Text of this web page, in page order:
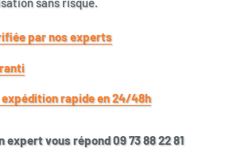
par nos experts
rapide en 24/48h
expert vous répond 09 73 88 22 81